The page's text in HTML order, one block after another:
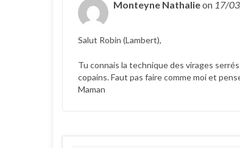
Monteyne Nathalieon 17/
Salut Robin (Lambert),
Tu connais la technique des virages
copains. Faut pas faire comme moi et
Maman